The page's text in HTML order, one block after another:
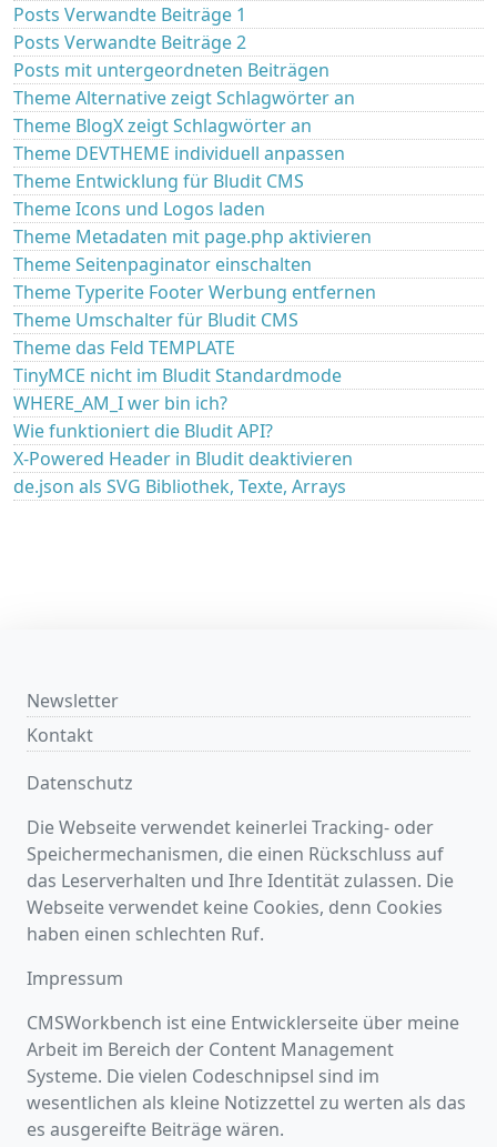
Posts Verwandte Beiträge 1
Posts Verwandte Beiträge 2
Posts mit untergeordneten Beiträgen
Theme Alternative zeigt Schlagwörter an
Theme BlogX zeigt Schlagwörter an
Theme DEVTHEME individuell anpassen
Theme Entwicklung für Bludit CMS
Theme Icons und Logos laden
Theme Metadaten mit page.php aktivieren
Theme Seitenpaginator einschalten
Theme Typerite Footer Werbung entfernen
Theme Umschalter für Bludit CMS
Theme das Feld TEMPLATE
TinyMCE nicht im Bludit Standardmode
WHERE_AM_I wer bin ich?
Wie funktioniert die Bludit API?
X-Powered Header in Bludit deaktivieren
de.json als SVG Bibliothek, Texte, Arrays
Newsletter
Kontakt
Datenschutz
Die Webseite verwendet keinerlei Tracking- oder
Speichermechanismen, die einen Rückschluss auf
das Leserverhalten und Ihre Identität zulassen. Die
Webseite verwendet keine Cookies, denn Cookies
haben einen schlechten Ruf.
Impressum
CMSWorkbench ist eine Entwicklerseite über meine
Arbeit im Bereich der Content Management
Systeme. Die vielen Codeschnipsel sind im
wesentlichen als kleine Notizzettel zu werten als das
es ausgereifte Beiträge wären.